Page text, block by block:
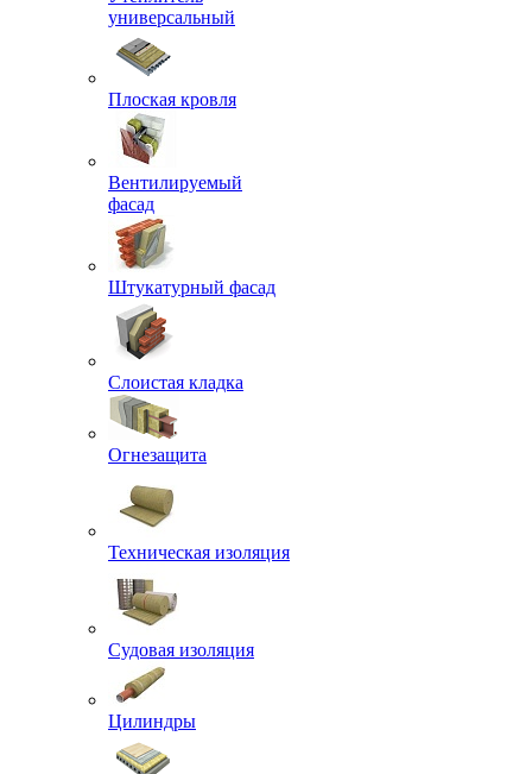
универсальный
Плоская кровля
Вентилируемый
фасад
Штукатурный фасад
Слоистая кладка
Огнезащита
Техническая изоляция
Судовая изоляция
Цилиндры